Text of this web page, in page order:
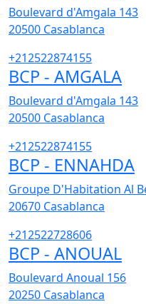
Boulevard d'Amgala 143
20500 Casablanca
+212522874155
BCP - AMGALA
Boulevard d'Amgala 143
20500 Casablanca
+212522874155
BCP - ENNAHDA
Groupe D'Habitation Al
20670 Casablanca
+212522728606
BCP - ANOUAL
Boulevard Anoual 156
20250 Casablanca